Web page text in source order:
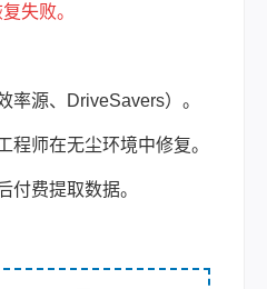
失败。
率源、DriveSavers）。
程师在无尘环境中修复。
付费提取数据。